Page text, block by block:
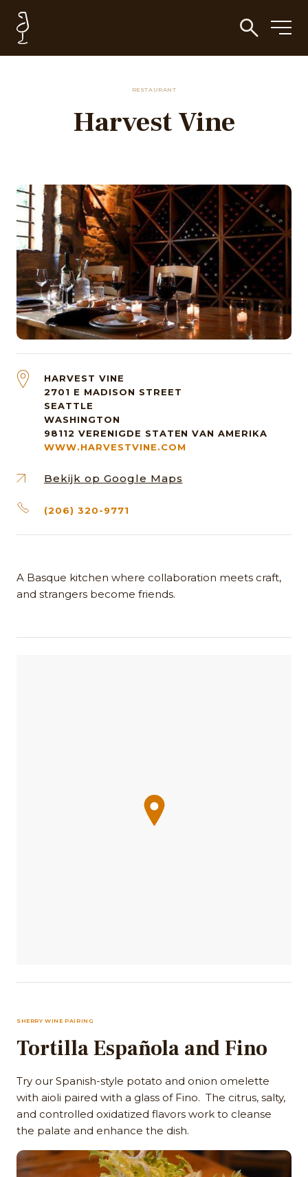
RESTAURANT
Harvest Vine
HARVEST VINE
2701 E MADISON STREET
SEATTLE
WASHINGTON
98112 VERENIGDE STATEN VAN AMERIKA
WWW.HARVESTVINE.COM
Bekijk op Google Maps
(206) 320-9771
A Basque kitchen where collaboration meets craft,
and strangers become friends.
SHERRY WINE PAIRING
Tortilla Española and Fino
Try our Spanish-style potato and onion omelette
with aioli paired with a glass of Fino. The citrus, salty,
and controlled oxidatized flavors work to cleanse
the palate and enhance the dish.